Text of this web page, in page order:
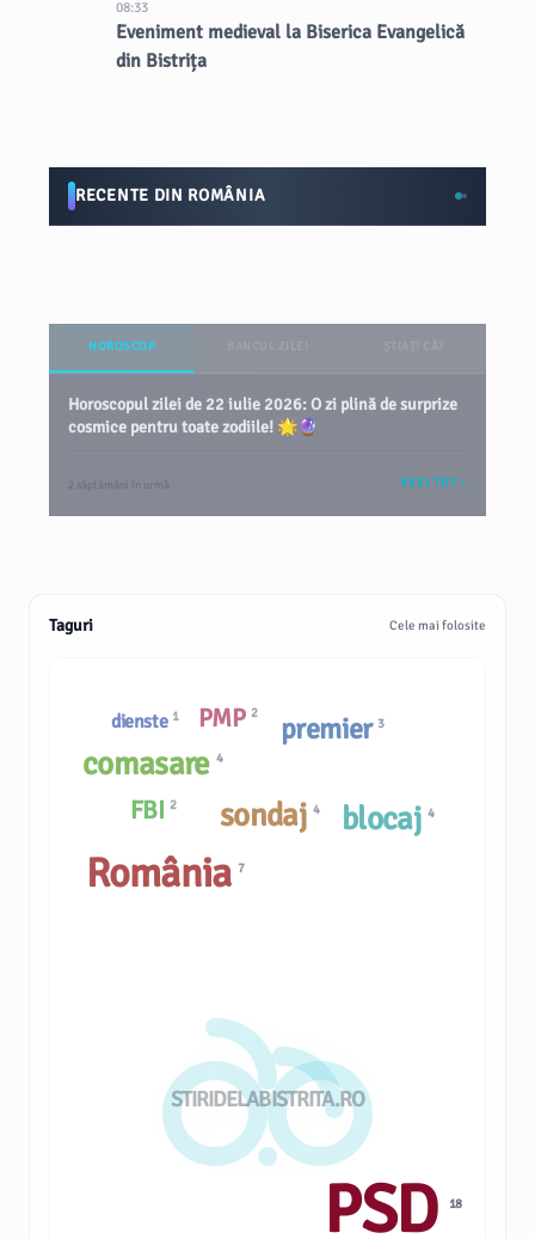
08:33
Eveniment medieval la Biserica Evangelică
din Bistrița
RECENTE DIN ROMÂNIA
HOROSCOP
Horoscopul zilei de 22 iulie 2026: O zi plină de surprize
cosmice pentru toate zodiile! 🌟🔮
2 săptămâni în urmă VEZI TOT
Taguri Cele mai folosite
STIRIDELABISTRITA.RO
FBI 2
dienste 1
sondaj4 blocaj4
PMP 2
comasare 4
PSD 18
România7
premier 3